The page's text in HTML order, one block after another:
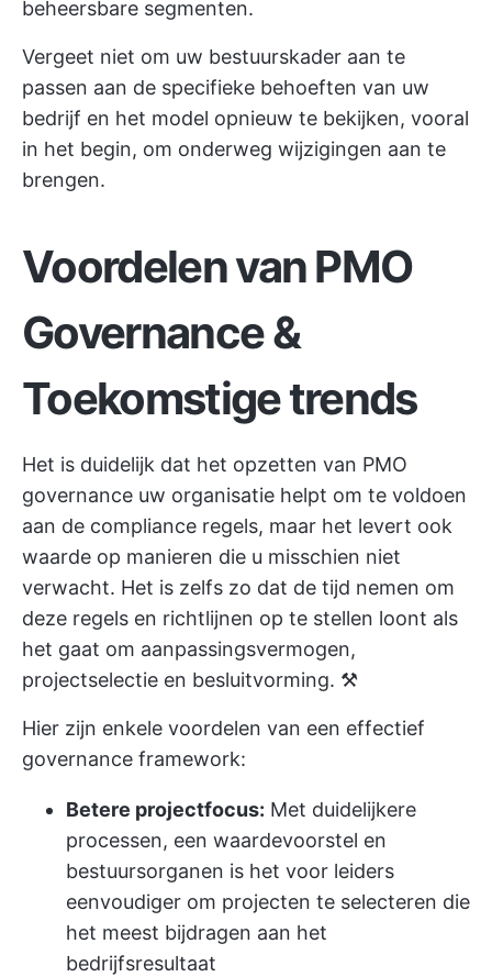
beheersbare segmenten.
Vergeet niet om uw bestuurskader aan te
passen aan de specifieke behoeften van uw
bedrijf en het model opnieuw te bekijken, vooral
in het begin, om onderweg wijzigingen aan te
brengen.
Voordelen vanPMO
Governance&
Toekomstige trends
Het is duidelijk dat het opzetten van PMO
governance uw organisatie helpt om te voldoen
aan de compliance regels, maar het levert ook
waarde op manieren die u misschien niet
verwacht. Het is zelfs zo dat de tijd nemen om
deze regels en richtlijnen op te stellen loont als
het gaat om aanpassingsvermogen,
projectselectie en besluitvorming. ⚒️
Hier zijn enkele voordelen van een effectief
governance framework:
Betere projectfocus: Met duidelijkere
processen, een waardevoorstel en
bestuursorganen is het voor leiders
eenvoudiger om projecten te selecteren die
het meest bijdragen aan het
bedrijfsresultaat